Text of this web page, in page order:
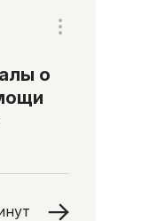
о